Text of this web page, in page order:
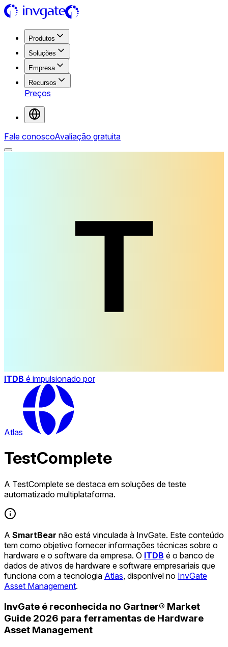
Produtos
Soluções
Empresa
Recursos
Preços
Fale conoscoAvaliação gratuita
ITDB é impulsionado por
Atlas
TestComplete
A TestComplete se destaca em soluções de teste
automatizado multiplataforma.
A SmartBear não está vinculada à InvGate. Este conteúdo
tem como objetivo fornecer informações técnicas sobre o
hardware e o software da empresa. O ITDB é o banco de
dados de ativos de hardware e software empresariais que
funciona com a tecnologia Atlas , disponível no InvGate
Asset Management.
InvGate é reconhecida no Gartner® Market
Guide 2026 para ferramentas de Hardware
Asset Management